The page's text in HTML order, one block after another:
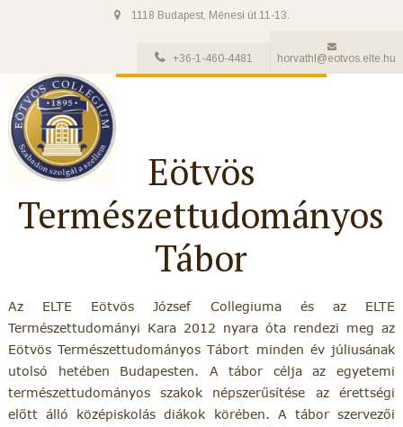
1118 Budapest, Ménesi út 11-13.
+36-1-460-4481 horvathl@eotvos.elte.hu
Eötvös
Természettudományos
Tábor
Az ELTE Eötvös József Collegiuma és az ELTE
Természettudományi Kara 2012 nyara óta rendezi meg az
Eötvös Természettudományos Tábort minden év júliusának
utolsó hetében Budapesten. A tábor célja az egyetemi
természettudományos szakok népszerűsítése az érettségi
előtt álló középiskolás diákok körében. A tábor szervezői